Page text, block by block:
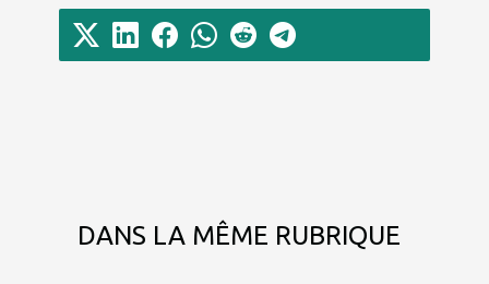
DANS LA MÊME RUBRIQUE